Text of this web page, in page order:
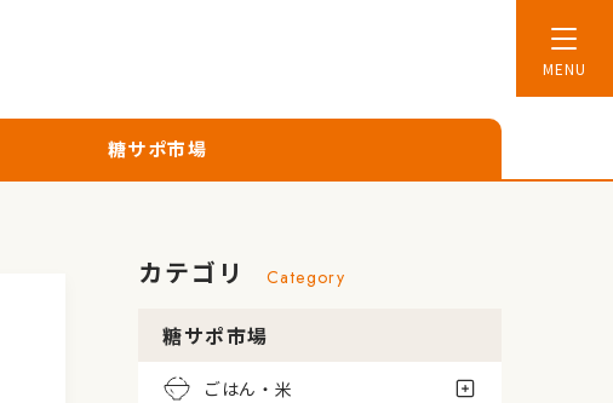
糖サポ市場
カテゴリ Category
糖サポ市場
ごはん・米